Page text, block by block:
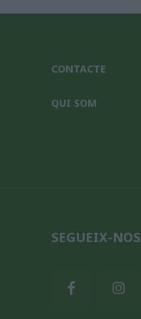
CONTACTE
QUI SOM
SEGUEIX-NOS